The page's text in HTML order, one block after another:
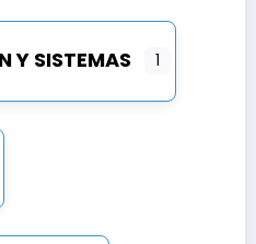
Y SISTEMAS 1